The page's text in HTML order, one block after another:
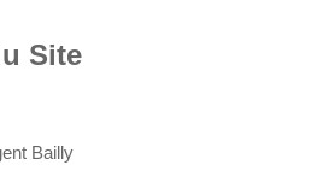
Site
Bailly